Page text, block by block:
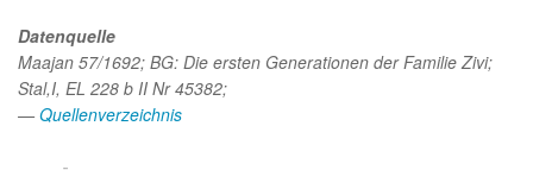
Datenquelle
Maajan 57/1692; BG: Die ersten Generationen der Familie Zivi;
Stal,I, EL 228 b II Nr 45382;
— Quellenverzeichnis